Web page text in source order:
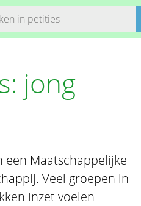
jong
Maatschappelijke
Veel groepen in
inzet voelen